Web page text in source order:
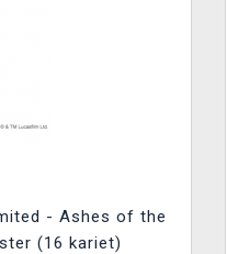
- Ashes of the
(16 kariet)